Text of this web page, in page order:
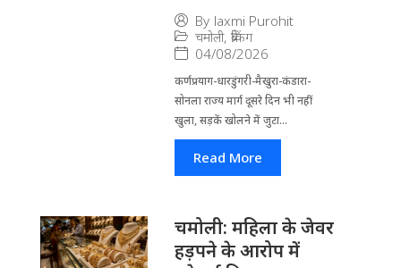
By laxmi Purohit
चमोली, ब्रेकिंग
04/08/2026
कर्णप्रयाग-धारडुंगरी-मैखुरा-कंडारा-
सोनला राज्य मार्ग दूसरे दिन भी नहीं
खुला, सड़कें खोलने में जुटा...
Read More
चमोली: महिला के जेवर
हड़पने के आरोप में